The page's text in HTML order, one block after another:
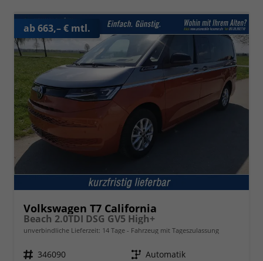
ab 663,– € mtl.
Volkswagen T7 California
Beach 2.0TDI DSG GV5 High+
unverbindliche Lieferzeit: 14 Tage Fahrzeug mit Tageszulassung
Fahrzeugnr. 346090 Getriebe Automatik